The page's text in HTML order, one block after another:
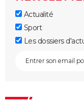
Actualité
Sport
Les dossiers